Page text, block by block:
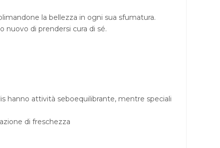
la bellezza in ogni sua sfumatura.
nuovo di prendersi cura di sé.
hanno attività seboequilibrante, mentre speciali
di freschezza